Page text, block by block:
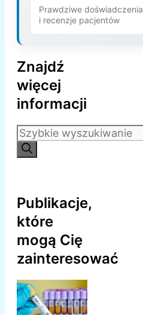
Prawdziwe doświadczenia
i recenzje pacjentów
Znajdź
więcej
informacji
Szukaj:
Publikacje,
które
mogą Cię
zainteresować